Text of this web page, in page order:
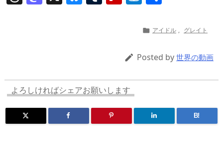
s o
n
ar
d
n
ro
p.
 アイドル , グレイト
 Posted by 世界の動画
よろしければシェアお願いします
B!